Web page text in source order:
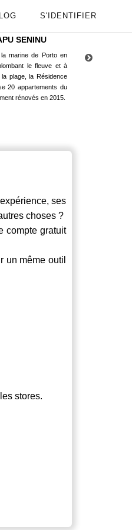
S'IDENTIFIER
SENINU
marine de Porto en
le fleuve et à
plage, la Résidence
20 appartements du
rénovés en 2015.
ses
choses ?
compte gratuit
un même outil
stores.